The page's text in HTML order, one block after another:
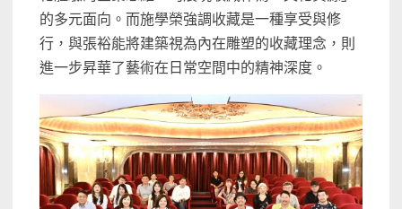
的多元面向。而施學榮強調收藏是一種享受與修
行，與張裕能將建築視為內在雕塑的收藏理念，則
進一步昇華了藝術在日常空間中的精神深度。